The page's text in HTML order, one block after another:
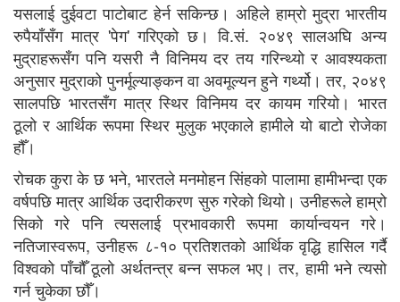
यसलाई दुईवटा पाटोबाट हेर्न सकिन्छ। अहिले हाम्रो मुद्रा भारतीय
रुपैयाँसँग मात्र 'पेग' गरिएको छ। वि.सं. २०४९ सालअघि अन्य
मुद्राहरूसँग पनि यसरी नै विनिमय दर तय गरिन्थ्यो र आवश्यकता
अनुसार मुद्राको पुनर्मूल्याङ्कन वा अवमूल्यन हुने गर्थ्यो। तर, २०४९
सालपछि भारतसँग मात्र स्थिर विनिमय दर कायम गरियो। भारत
ठूलो र आर्थिक रूपमा स्थिर मुलुक भएकाले हामीले यो बाटो रोजेका
हौँ।
रोचक कुरा के छ भने, भारतले मनमोहन सिंहको पालामा हामीभन्दा एक
वर्षपछि मात्र आर्थिक उदारीकरण सुरु गरेको थियो। उनीहरूले हाम्रो
सिको गरे पनि त्यसलाई प्रभावकारी रूपमा कार्यान्वयन गरे।
नतिजास्वरूप, उनीहरू ८-१० प्रतिशतको आर्थिक वृद्धि हासिल गर्दै
विश्वको पाँचौँ ठूलो अर्थतन्त्र बन्न सफल भए। तर, हामी भने त्यसो
गर्न चुकेका छौँ।